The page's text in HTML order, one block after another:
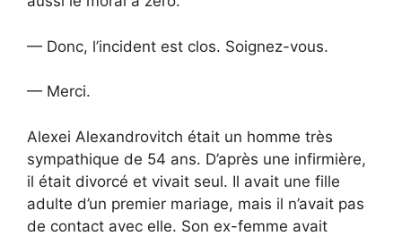
— Donc, l’incident est clos. Soignez-vous.
— Merci.
Alexei Alexandrovitch était un homme très
sympathique de 54 ans. D’après une infirmière,
il était divorcé et vivait seul. Il avait une fille
adulte d’un premier mariage, mais il n’avait pas
de contact avec elle. Son ex-femme avait